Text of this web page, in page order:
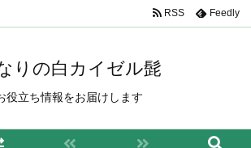
りの白カイゼル髭
役立ち情報をお届けします
RSS Feedly